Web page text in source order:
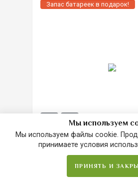
Запас батареек в подарок!
Слуховой аппарат
В наличии
Мы используем
Мы используем файлы cookie.
принимаете условия
ПРИНЯТЬ И